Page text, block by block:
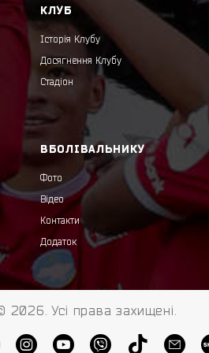
КЛУБ
Історія Клубу
Досягнення Клубу
Стадіон
ВБОЛІВАЛЬНИКУ
Фото
Відео
Контакти
Додаток
Усі права захищені.